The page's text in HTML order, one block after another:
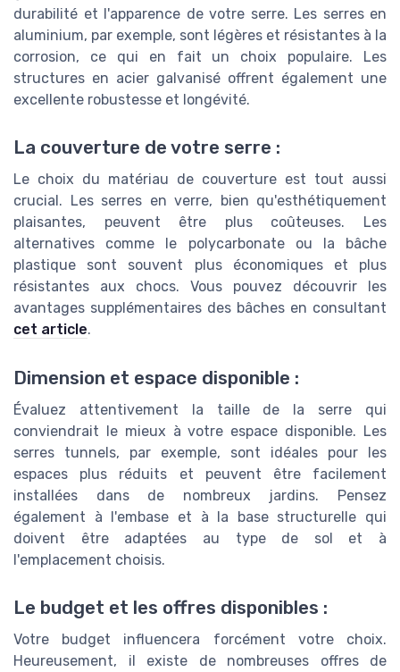
durabilité et l'apparence de votre serre. Les serres en
aluminium, par exemple, sont légères et résistantes à la
corrosion, ce qui en fait un choix populaire. Les
structures en acier galvanisé offrent également une
excellente robustesse et longévité.
La couverture de votre serre :
Le choix du matériau de couverture est tout aussi
crucial. Les serres en verre, bien qu'esthétiquement
plaisantes, peuvent être plus coûteuses. Les
alternatives comme le polycarbonate ou la bâche
plastique sont souvent plus économiques et plus
résistantes aux chocs. Vous pouvez découvrir les
avantages supplémentaires des bâches en consultant
cet article.
Dimension et espace disponible :
Évaluez attentivement la taille de la serre qui
conviendrait le mieux à votre espace disponible. Les
serres tunnels, par exemple, sont idéales pour les
espaces plus réduits et peuvent être facilement
installées dans de nombreux jardins. Pensez
également à l'embase et à la base structurelle qui
doivent être adaptées au type de sol et à
l'emplacement choisis.
Le budget et les offres disponibles :
Votre budget influencera forcément votre choix.
Heureusement, il existe de nombreuses offres de